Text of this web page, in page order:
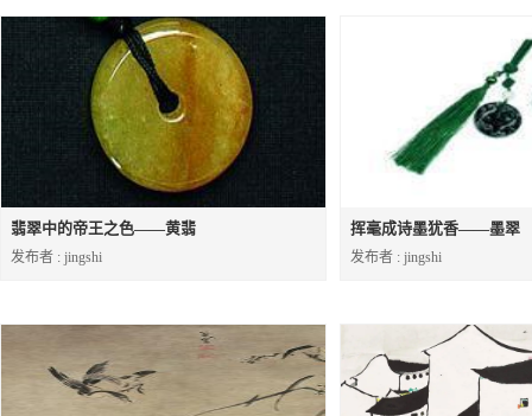
翡翠中的帝王之色——黄翡
发布者 : jingshi
挥毫成诗墨犹香——墨翠
发布者 : jingshi